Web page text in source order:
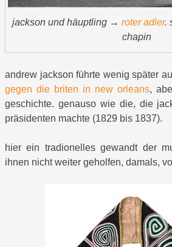
jackson und häuptling → roter adler.
chapin
andrew jackson führte wenig später
gegen die briten in new orleans,
geschichte. genauso wie die, die
präsidenten machte (1829 bis 1837).
hier ein tradionelles gewandt der
ihnen nicht weiter geholfen, damals,